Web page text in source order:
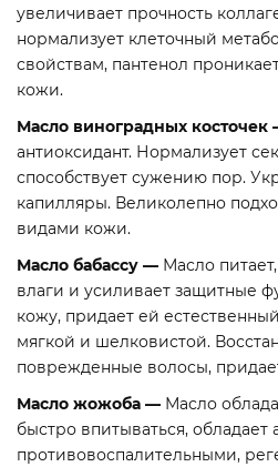
увеличивает прочность
нормализует клеточный
свойствам, пантенол
кожи.
Масло виноградных косточек
антиоксидант. Нормализует
способствует сужению пор.
капилляры. Великолепно
видами кожи.
Масло бабассу — Масло
влаги и усиливает защитные
кожу, придает ей
мягкой и шелковистой.
поврежденные волосы,
Масло жожоба — Масло
быстро впитываться,
противовоспалительными,